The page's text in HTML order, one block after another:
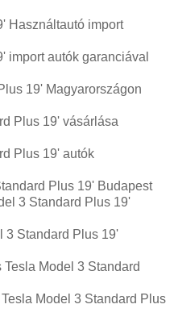
Használtautó import
import autók garanciával
19' Magyarországon‎
Plus 19' vásárlása
Plus 19' autók
Plus 19' Budapest
3 Standard Plus 19'
3 Standard Plus 19'
Model 3 Standard
Model 3 Standard Plus